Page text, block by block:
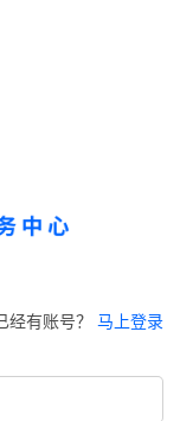
经有账号？ 马上登录